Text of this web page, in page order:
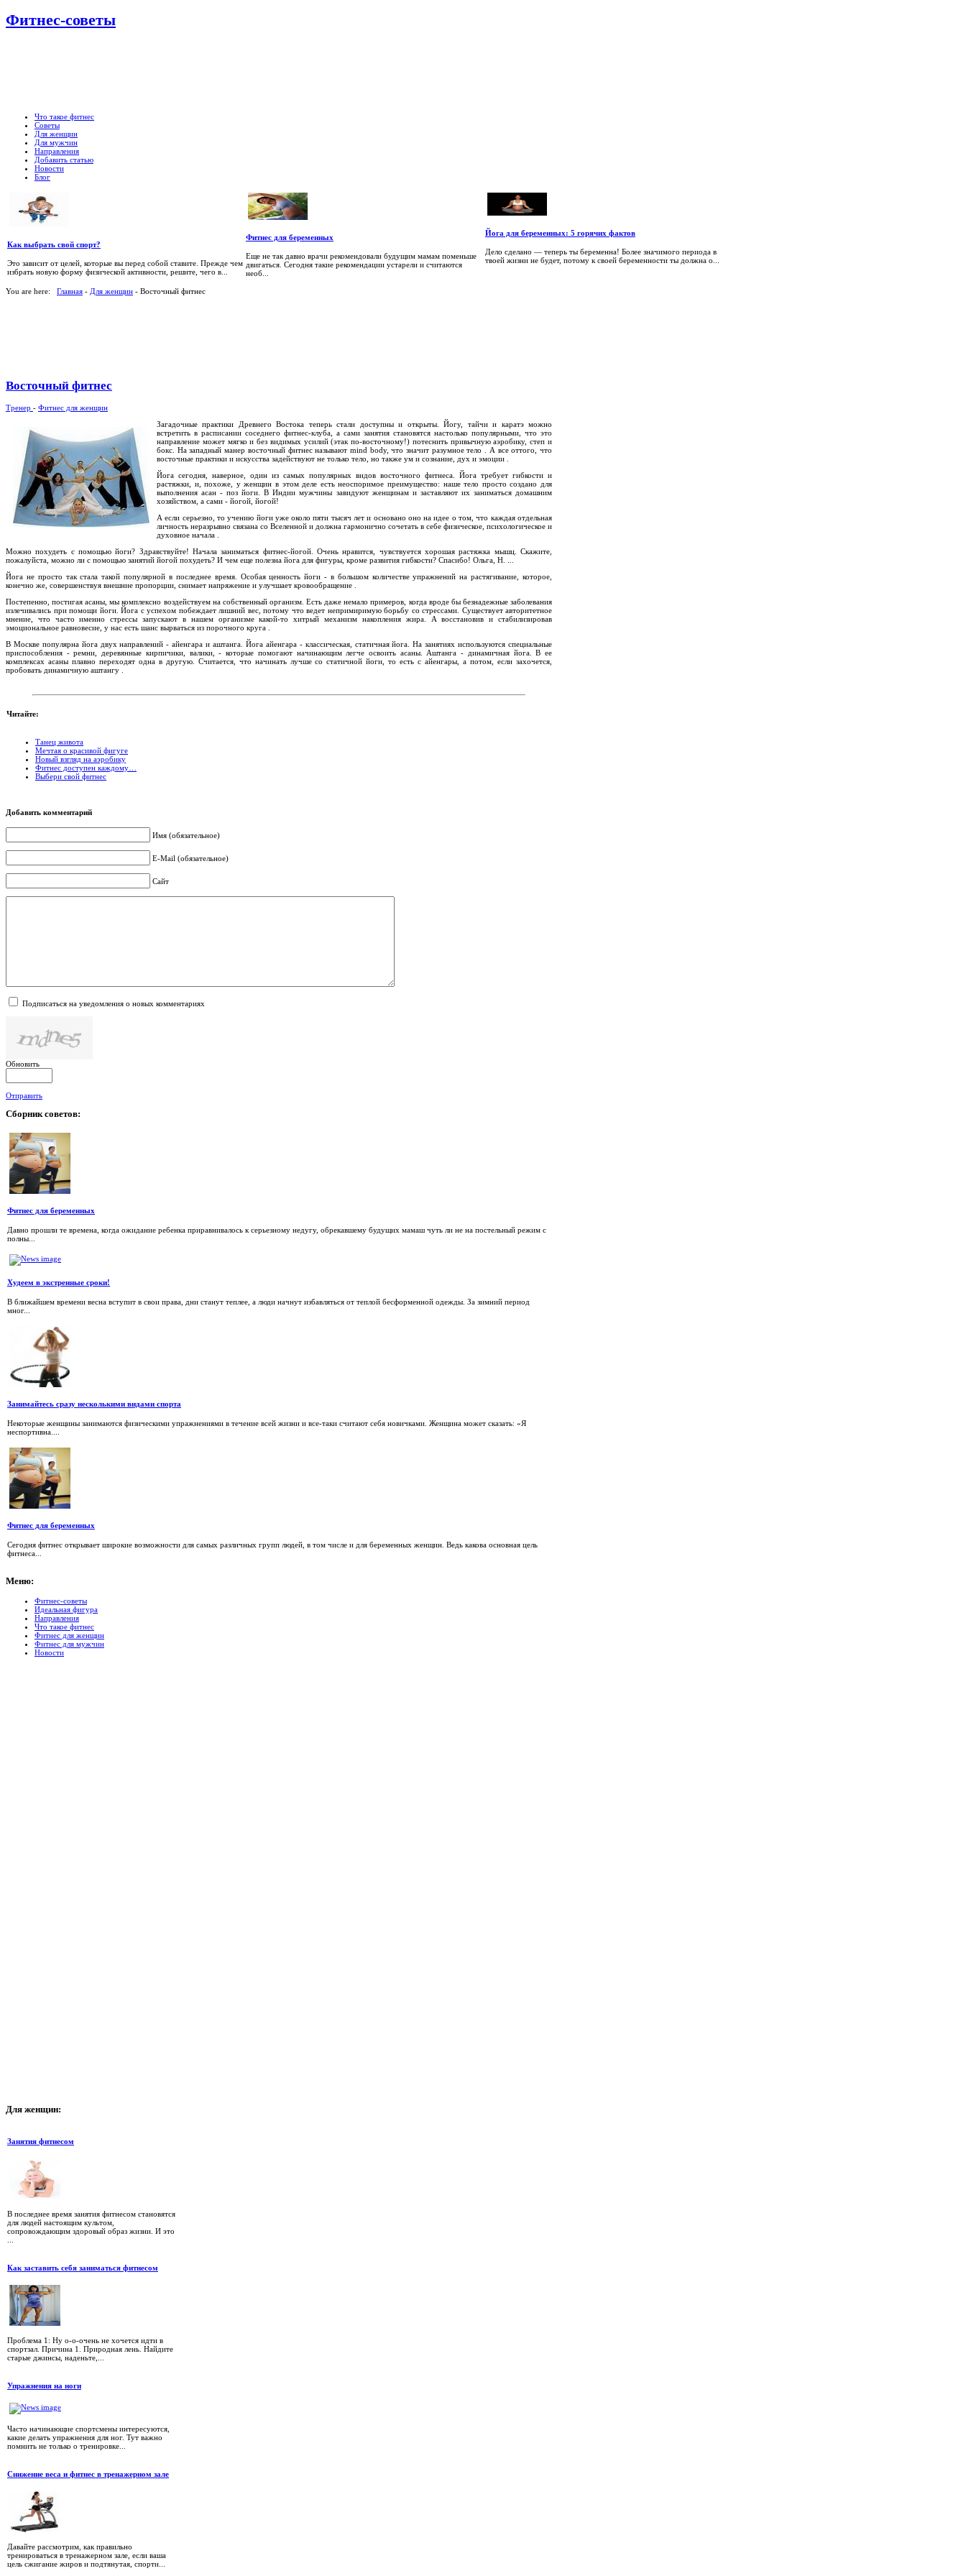
Фитнес-советы
Что такое фитнес
Советы
Для женщин
Для мужчин
Направления
Добавить статью
Новости
Блог
Как выбрать свой спорт?
Это зависит от целей, которые вы перед собой ставите. Прежде чем
избрать новую форму физической активности, решите, чего в...
Фитнес для беременных
Еще не так давно врачи рекомендовали будущим мамам поменьше
двигаться. Сегодня такие рекомендации устарели и считаются
необ...
Йога для беременных: 5 горячих фактов
Дело сделано — теперь ты беременна! Более значимого периода в
твоей жизни не будет, потому к своей беременности ты должна о...
You are here: Главная - Для женщин - Восточный фитнес
Восточный фитнес
Тренер - Фитнес для женщин
Загадочные практики Древнего Востока теперь стали доступны и открыты. Йогу, тайчи и каратэ можно
встретить в расписании соседнего фитнес-клуба, а сами занятия становятся настолько популярными, что это
направление может мягко и без видимых усилий (этак по-восточному!) потеснить привычную аэробику, степ и
бокс. На западный манер восточный фитнес называют mind body, что значит разумное тело . А все оттого, что
восточные практики и искусства задействуют не только тело, но также ум и сознание, дух и эмоции .
Йога сегодня, наверное, один из самых популярных видов восточного фитнеса. Йога требует гибкости и
растяжки, и, похоже, у женщин в этом деле есть неоспоримое преимущество: наше тело просто создано для
выполнения асан - поз йоги. В Индии мужчины завидуют женщинам и заставляют их заниматься домашним
хозяйством, а сами - йогой, йогой!
А если серьезно, то учению йоги уже около пяти тысяч лет и основано оно на идее о том, что каждая отдельная
личность неразрывно связана со Вселенной и должна гармонично сочетать в себе физическое, психологическое и
духовное начала .
Можно похудеть с помощью йоги? Здравствуйте! Начала заниматься фитнес-йогой. Очень нравится, чувствуется хорошая растяжка мышц. Скажите,
пожалуйста, можно ли с помощью занятий йогой похудеть? И чем еще полезна йога для фигуры, кроме развития гибкости? Спасибо! Ольга, Н. ...
Йога не просто так стала такой популярной в последнее время. Особая ценность йоги - в большом количестве упражнений на растягивание, которое,
конечно же, совершенствуя внешние пропорции, снимает напряжение и улучшает кровообращение .
Постепенно, постигая асаны, мы комплексно воздействуем на собственный организм. Есть даже немало примеров, когда вроде бы безнадежные заболевания
излечивались при помощи йоги. Йога с успехом побеждает лишний вес, потому что ведет непримиримую борьбу со стрессами. Существует авторитетное
мнение, что часто именно стрессы запускают в нашем организме какой-то хитрый механизм накопления жира. А восстановив и стабилизировав
эмоциональное равновесие, у нас есть шанс вырваться из порочного круга .
В Москве популярна йога двух направлений - айенгара и аштанга. Йога айенгара - классическая, статичная йога. На занятиях используются специальные
приспособления - ремни, деревянные кирпичики, валики, - которые помогают начинающим легче освоить асаны. Аштанга - динамичная йога. В ее
комплексах асаны плавно переходят одна в другую. Считается, что начинать лучше со статичной йоги, то есть с айенгары, а потом, если захочется,
пробовать динамичную аштангу .
Читайте:
Танец живота
Мечтая о красивой фигуге
Новый взгляд на аэробику
Фитнес доступен каждому…
Выбери свой фитнес
Добавить комментарий
Имя (обязательное)
E-Mail (обязательное)
Сайт
Подписаться на уведомления о новых комментариях
Обновить
Отправить
Сборниксоветов:
Фитнес для беременных
Давно прошли те времена, когда ожидание ребенка приравнивалось к серьезному недугу, обрекавшему будущих мамаш чуть ли не на постельный режим с
полны...
Худеем в экстренные сроки!
В ближайшем времени весна вступит в свои права, дни станут теплее, а люди начнут избавляться от теплой бесформенной одежды. За зимний период
мног...
Занимайтесь сразу несколькими видами спорта
Некоторые женщины занимаются физическими упражнениями в течение всей жизни и все-таки считают себя новичками. Женщина может сказать: «Я
неспортивна....
Фитнес для беременных
Сегодня фитнес открывает широкие возможности для самых различных групп людей, в том числе и для беременных женщин. Ведь какова основная цель
фитнеса...
Меню:
Фитнес-советы
Идеальная фигура
Направления
Что такое фитнес
Фитнес для женщин
Фитнес для мужчин
Новости
Для женщин:
Занятия фитнесом
В последнее время занятия фитнесом становятся
для людей настоящим культом,
сопровождающим здоровый образ жизни. И это
Как заставить себя заниматься фитнесом
Проблема 1: Ну о-о-очень не хочется идти в
спортзал. Причина 1. Природная лень. Найдите
старые джинсы, наденьте,...
Упражнения на ноги
Часто начинающие спортсмены интересуются,
какие делать упражнения для ног. Тут важно
помнить не только о тренировке...
Снижение веса и фитнес в тренажерном зале
Давайте рассмотрим, как правильно
тренироваться в тренажерном зале, если ваша
цель сжигание жиров и подтянутая, спорти...